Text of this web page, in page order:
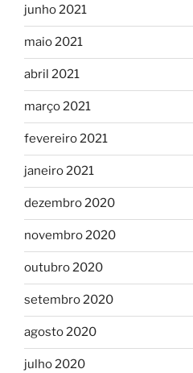
junho 2021
maio 2021
abril 2021
março 2021
fevereiro 2021
janeiro 2021
dezembro 2020
novembro 2020
outubro 2020
setembro 2020
agosto 2020
julho 2020